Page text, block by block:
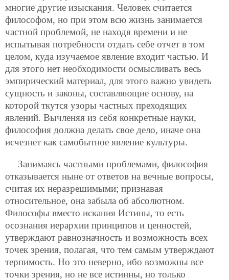
многие другие изыскания. Человек считается
философом, но при этом всю жизнь занимается
частной проблемой, не находя времени и не
испытывая потребности отдать себе отчет в том
целом, куда изучаемое явление входит частью. И
для этого нет необходимости осмысливать весь
эмпирический материал, для этого важно увидеть
сущность и законы, составляющие основу, на
которой ткутся узоры частных преходящих
явлений. Вычленяя из себя конкретные науки,
философия должна делать свое дело, иначе она
исчезнет как самобытное явление культуры.
Занимаясь частными проблемами, философия
отказывается ныне от ответов на вечные вопросы,
считая их неразрешимыми; признавая
относительное, она забыла об абсолютном.
Философы вместо искания Истины, то есть
осознания иерархии принципов и ценностей,
утверждают равнозначность и возможность всех
точек зрения, полагая, что тем самым утверждают
терпимость. Но это неверно, ибо возможны все
точки зрения, но не все истинны, но только